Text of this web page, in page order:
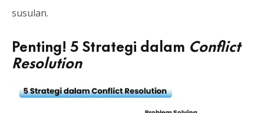
susulan.
Penting! 5 Strategi dalam Conflict
Resolution